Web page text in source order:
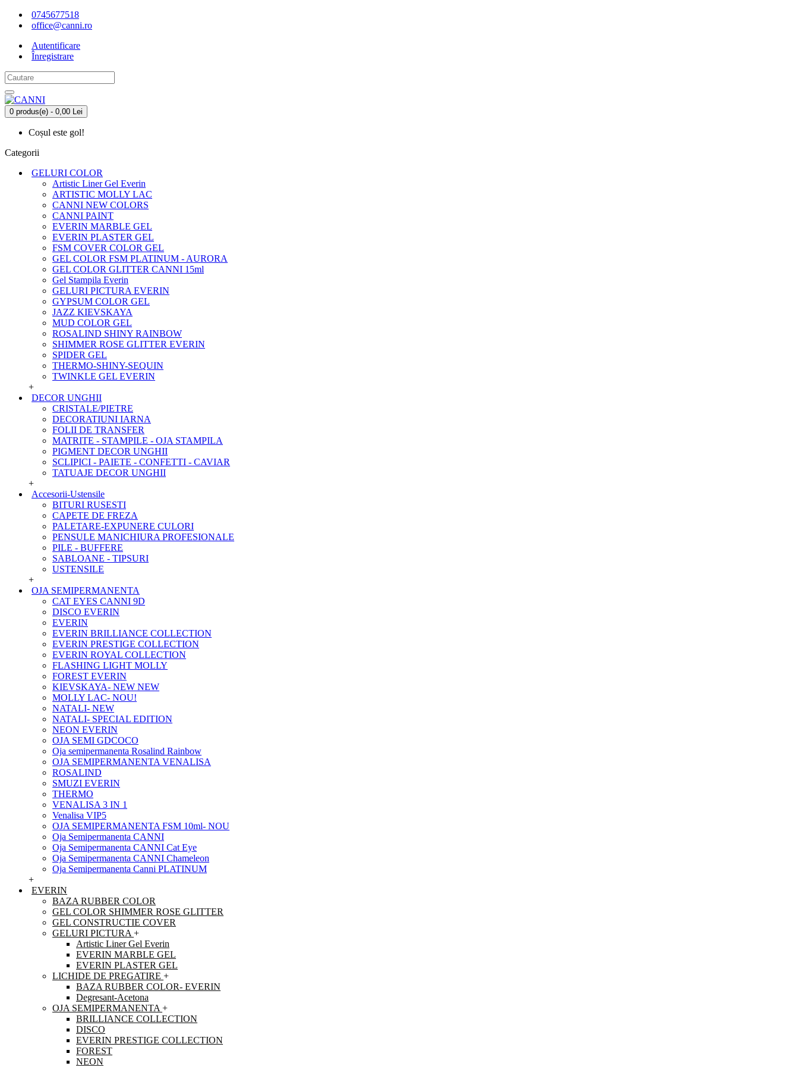
0745677518
office@canni.ro
Autentificare
Înregistrare
0 produs(e) - 0,00 Lei
Coșul este gol!
Categorii
GELURI COLOR
Artistic Liner Gel Everin
ARTISTIC MOLLY LAC
CANNI NEW COLORS
CANNI PAINT
EVERIN MARBLE GEL
EVERIN PLASTER GEL
FSM COVER COLOR GEL
GEL COLOR FSM PLATINUM - AURORA
GEL COLOR GLITTER CANNI 15ml
Gel Stampila Everin
GELURI PICTURA EVERIN
GYPSUM COLOR GEL
JAZZ KIEVSKAYA
MUD COLOR GEL
ROSALIND SHINY RAINBOW
SHIMMER ROSE GLITTER EVERIN
SPIDER GEL
THERMO-SHINY-SEQUIN
TWINKLE GEL EVERIN
+
DECOR UNGHII
CRISTALE/PIETRE
DECORATIUNI IARNA
FOLII DE TRANSFER
MATRITE - STAMPILE - OJA STAMPILA
PIGMENT DECOR UNGHII
SCLIPICI - PAIETE - CONFETTI - CAVIAR
TATUAJE DECOR UNGHII
+
Accesorii-Ustensile
BITURI RUSESTI
CAPETE DE FREZA
PALETARE-EXPUNERE CULORI
PENSULE MANICHIURA PROFESIONALE
PILE - BUFFERE
SABLOANE - TIPSURI
USTENSILE
+
OJA SEMIPERMANENTA
CAT EYES CANNI 9D
DISCO EVERIN
EVERIN
EVERIN BRILLIANCE COLLECTION
EVERIN PRESTIGE COLLECTION
EVERIN ROYAL COLLECTION
FLASHING LIGHT MOLLY
FOREST EVERIN
KIEVSKAYA- NEW NEW
MOLLY LAC- NOU!
NATALI- NEW
NATALI- SPECIAL EDITION
NEON EVERIN
OJA SEMI GDCOCO
Oja semipermanenta Rosalind Rainbow
OJA SEMIPERMANENTA VENALISA
ROSALIND
SMUZI EVERIN
THERMO
VENALISA 3 IN 1
Venalisa VIP5
OJA SEMIPERMANENTA FSM 10ml- NOU
Oja Semipermanenta CANNI
Oja Semipermanenta CANNI Cat Eye
Oja Semipermanenta CANNI Chameleon
Oja Semipermanenta Canni PLATINUM
+
EVERIN
BAZA RUBBER COLOR
GEL COLOR SHIMMER ROSE GLITTER
GEL CONSTRUCTIE COVER
GELURI PICTURA +
Artistic Liner Gel Everin
EVERIN MARBLE GEL
EVERIN PLASTER GEL
LICHIDE DE PREGATIRE +
BAZA RUBBER COLOR- EVERIN
Degresant-Acetona
OJA SEMIPERMANENTA +
BRILLIANCE COLLECTION
DISCO
EVERIN PRESTIGE COLLECTION
FOREST
NEON